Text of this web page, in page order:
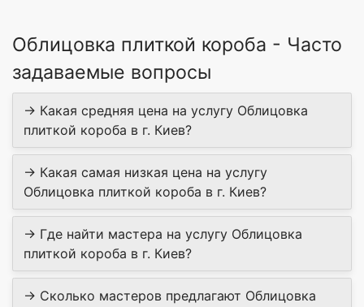
Облицовка плиткой короба - Часто
задаваемые вопросы
→ Какая средняя цена на услугу Облицовка
плиткой короба в г. Киев?
→ Какая самая низкая цена на услугу
Облицовка плиткой короба в г. Киев?
→ Где найти мастера на услугу Облицовка
плиткой короба в г. Киев?
→ Сколько мастеров предлагают Облицовка